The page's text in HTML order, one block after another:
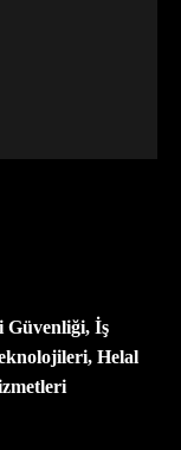
Güvenliği, İş
Helal